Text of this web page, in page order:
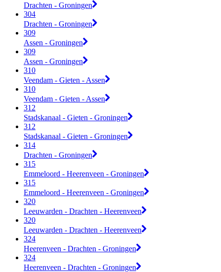
Drachten - Groningen
304
Drachten - Groningen
309
Assen - Groningen
309
Assen - Groningen
310
Veendam - Gieten - Assen
310
Veendam - Gieten - Assen
312
Stadskanaal - Gieten - Groningen
312
Stadskanaal - Gieten - Groningen
314
Drachten - Groningen
315
Emmeloord - Heerenveen - Groningen
315
Emmeloord - Heerenveen - Groningen
320
Leeuwarden - Drachten - Heerenveen
320
Leeuwarden - Drachten - Heerenveen
324
Heerenveen - Drachten - Groningen
324
Heerenveen - Drachten - Groningen